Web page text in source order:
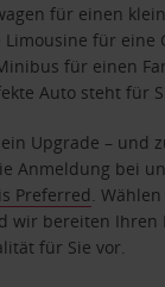
für einen
Limousine für eine
für einen
Auto steht für
Upgrade – und
Anmeldung bei
Preferred .
wir bereiten Ihren
für Sie vor.